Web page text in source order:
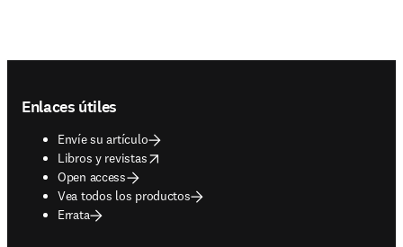
Enlaces útiles
Envíe su artículo
Libros y revistas
opens in new tab/window
Open access
Vea todos los productos
Errata